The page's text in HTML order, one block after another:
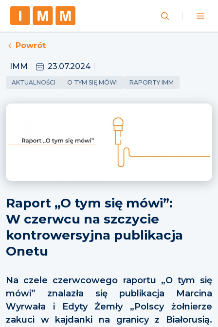
Powrót
IMM 23.07.2024
AKTUALNOŚCI O TYM SIĘ MÓWI RAPORTY IMM
Raport „O tym się mówi”:
W czerwcu na szczycie
kontrowersyjna publikacja
Onetu
Na czele czerwcowego raportu „O tym się
mówi” znalazła się publikacja Marcina
Wyrwała i Edyty Żemły „Polscy żołnierze
zakuci w kajdanki na granicy z Białorusią.